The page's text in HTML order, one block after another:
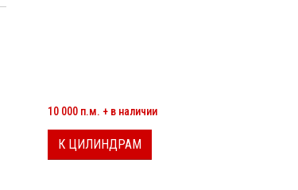
10 000 п.м. + в наличии
К ЦИЛИНДРАМ